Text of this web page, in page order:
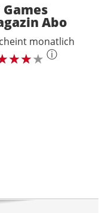
Games
Abo
monatlich
ⓘ